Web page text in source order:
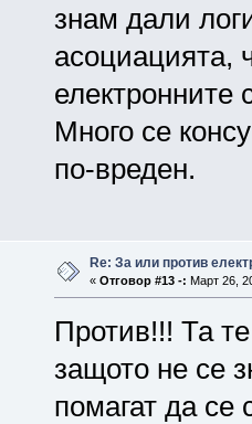
знам дали
асоциацията,
електронните
Много се
по-вреден.
Re: За или против
« Отговор #13 -: Март 26,
Против!!! Та
защото не се
помагат да се